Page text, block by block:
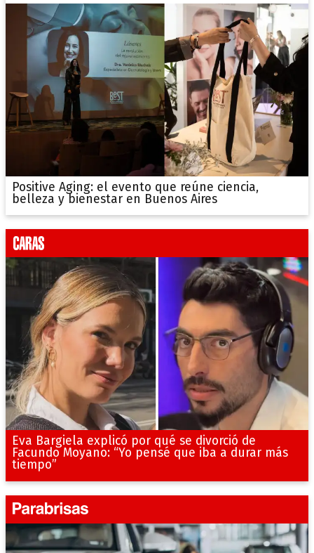
Positive Aging: el evento que reúne ciencia,
belleza y bienestar en Buenos Aires
Eva Bargiela explicó por qué se divorció de
Facundo Moyano: “Yo pensé que iba a durar más
tiempo”